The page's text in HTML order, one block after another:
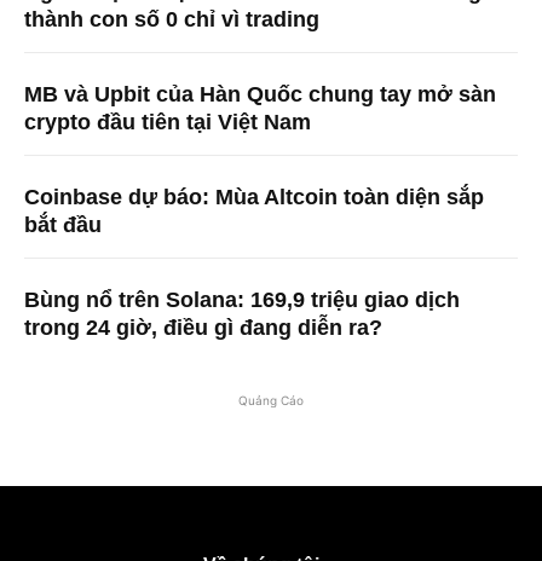
thành con số 0 chỉ vì trading
MB và Upbit của Hàn Quốc chung tay mở sàn
crypto đầu tiên tại Việt Nam
Coinbase dự báo: Mùa Altcoin toàn diện sắp
bắt đầu
Bùng nổ trên Solana: 169,9 triệu giao dịch
trong 24 giờ, điều gì đang diễn ra?
Quảng Cáo